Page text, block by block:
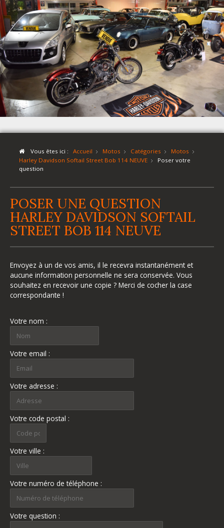
Vous êtes ici : Accueil Motos Catégories
Motos
Harley Davidson Softail Street Bob 114 NEUVE
Poser votre
question
POSER UNE QUESTION
HARLEY DAVIDSON SOFTAIL
STREET BOB 114 NEUVE
Envoyez à un de vos amis, il le recevra instantanément et
aucune information personnelle ne sera conservée. Vous
souhaitez en recevoir une copie ? Merci de cocher la case
correspondante !
Votre nom :
Votre email :
Votre adresse :
Votre code postal :
Votre ville :
Votre numéro de téléphone :
Votre question :